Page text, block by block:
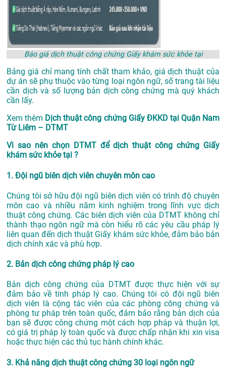
Báo giá dịch thuật công chứng Giấy khám sức khỏe tại
Bảng giá chỉ mang tính chất tham khảo, giá dịch thuật của
dự án sẽ phụ thuộc vào từng loại ngôn ngữ, số trang tài liệu
cần dịch và số lượng bản dịch công chứng mà quý khách
cần lấy.
Xem thêm Dịch thuật công chứng Giấy ĐKKD tại Quận Nam
Từ Liêm – DTMT
Vì sao nên chọn DTMT để dịch thuật công chứng Giấy
khám sức khỏe tại ?
1. Đội ngũ biên dịch viên chuyên môn cao
Chúng tôi sở hữu đội ngũ biên dịch viên có trình độ chuyên
môn cao và nhiều năm kinh nghiệm trong lĩnh vực dịch
thuật công chứng. Các biên dịch viên của DTMT không chỉ
thành thạo ngôn ngữ mà còn hiểu rõ các yêu cầu pháp lý
liên quan đến dịch thuật Giấy khám sức khỏe, đảm bảo bản
dịch chính xác và phù hợp.
2. Bản dịch công chứng pháp lý cao
Bản dịch công chứng của DTMT được thực hiện với sự
đảm bảo về tính pháp lý cao. Chúng tôi có đội ngũ biên
dịch viên là cộng tác viên của các phòng công chứng và
phòng tư pháp trên toàn quốc, đảm bảo rằng bản dịch của
bạn sẽ được công chứng một cách hợp pháp và thuận lợi,
có giá trị pháp lý toàn quốc và được chấp nhận khi xin visa
hoặc thực hiện các thủ tục hành chính khác.
3. Khả năng dịch thuật công chứng 30 loại ngôn ngữ